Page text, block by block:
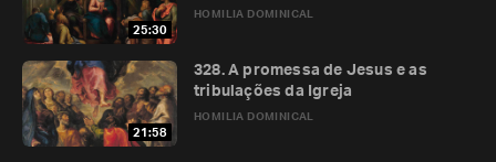
25:30
HOMILIA DOMINICAL
21:58
HOMILIA DOMINICAL
328. A promessa de Jesus e as
tribulações da Igreja